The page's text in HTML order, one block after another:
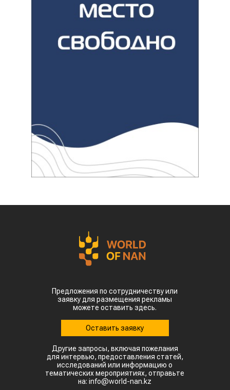
Предложения по сотрудничеству или
заявку для размещения рекламы
можете оставить здесь.
Оставить заявку
Другие запросы, включая пожелания
для интервью, предоставления статей,
исследований или информацию о
тематических мероприятиях, отправьте
на: info@world-nan.kz